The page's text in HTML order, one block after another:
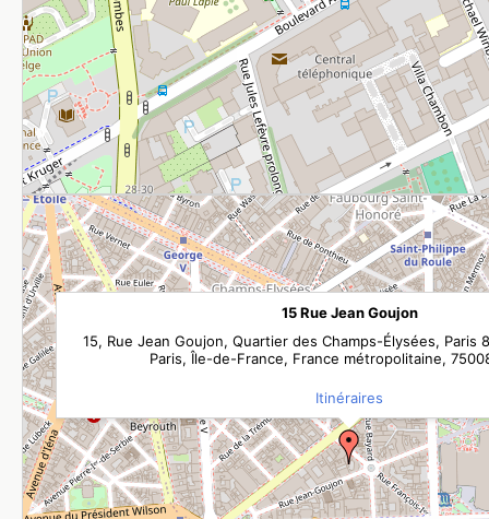
15 Rue Jean Goujon
15, Rue Jean Goujon, Quartier des Champs-Élysées, Paris
Paris, Île-de-France, France métropolitaine,
Itinéraires